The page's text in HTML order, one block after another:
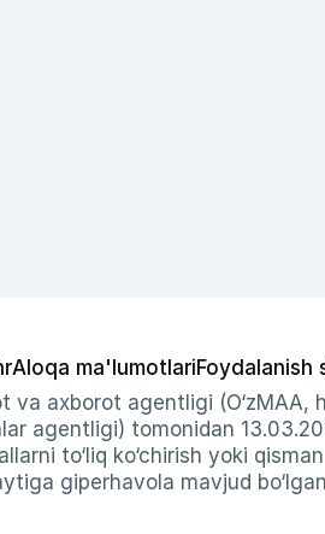
Aloqa ma'lumotlariFoydalanish
va axborot agentligi
agentligi) tomonidan
to‘liq ko‘chirish yoki
giperhavola mavjud